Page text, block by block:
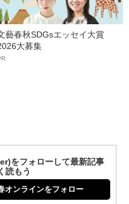
藝春秋SDGsエッセイ大賞
大募集
をフォローして最新記事
読もう
オンラインをフォロー